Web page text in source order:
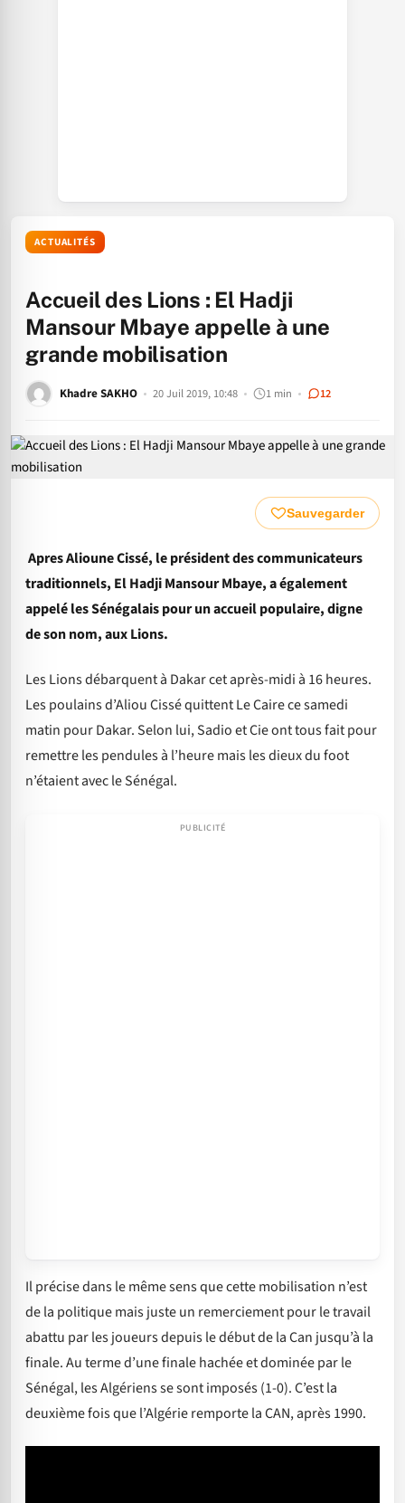
ACTUALITÉS
Accueil des Lions : El Hadji
Mansour Mbaye appelle à une
grande mobilisation
Khadre SAKHO 20 Juil 2019, 10:48 1 min 12
Sauvegarder
Apres Alioune Cissé, le président des communicateurs
traditionnels, El Hadji Mansour Mbaye, a également
appelé les Sénégalais pour un accueil populaire, digne
de son nom, aux Lions.
Les Lions débarquent à Dakar cet après-midi à 16 heures.
Les poulains d’Aliou Cissé quittent Le Caire ce samedi
matin pour Dakar. Selon lui, Sadio et Cie ont tous fait pour
remettre les pendules à l’heure mais les dieux du foot
n’étaient avec le Sénégal.
Il précise dans le même sens que cette mobilisation n’est
de la politique mais juste un remerciement pour le travail
abattu par les joueurs depuis le début de la Can jusqu’à la
finale. Au terme d’une finale hachée et dominée par le
Sénégal, les Algériens se sont imposés (1-0). C’est la
deuxième fois que l’Algérie remporte la CAN, après 1990.